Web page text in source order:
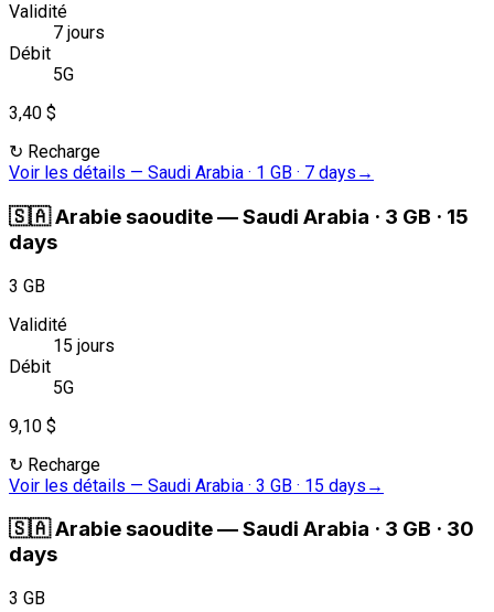
Validité
7 jours
Débit
5G
3,40 $
↻ Recharge
Voir les détails — Saudi Arabia · 1 GB · 7 days →
🇸🇦Arabie saoudite—Saudi Arabia · 3 GB · 15
days
3 GB
Validité
15 jours
Débit
5G
9,10 $
↻ Recharge
Voir les détails — Saudi Arabia · 3 GB · 15 days →
🇸🇦Arabie saoudite—Saudi Arabia · 3 GB · 30
days
3 GB